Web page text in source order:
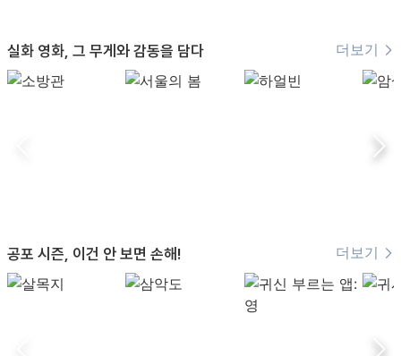
실화 영화, 그 무게와 감동을 담다 더보기
공포 시즌, 이건 안 보면 손해! 더보기